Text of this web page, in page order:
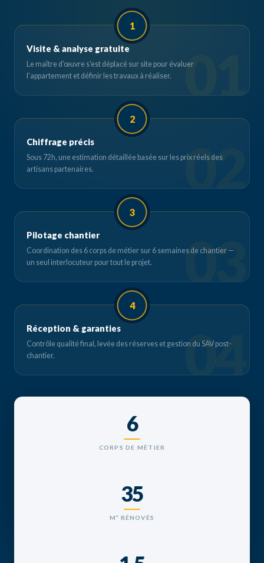
1
Visite & analyse gratuite
Le maître d'œuvre s'est déplacé sur site pour évaluer
l'appartement et définir les travaux à réaliser.
2
Chiffrage précis
Sous 72h, une estimation détaillée basée sur les prix réels des
artisans partenaires.
3
Pilotage chantier
Coordination des 6 corps de métier sur 6 semaines de chantier —
un seul interlocuteur pour tout le projet.
4
Réception & garanties
Contrôle qualité final, levée des réserves et gestion du SAV post-
chantier.
6
CORPS DE MÉTIER
35
M² RÉNOVÉS